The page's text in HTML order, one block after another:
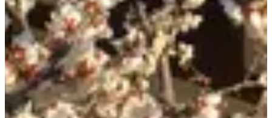
Se hai domande o commenti sul post del blog, lasciali qui sotto o inviaci una email a
help@creatrip.com.
FAQ
Generato dall’IA